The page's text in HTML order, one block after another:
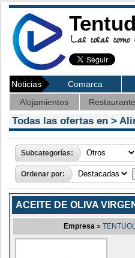
Las cosas como
Noticias Comarca
Alojamientos
Todas las ofertas en >
Subcategorías:
Ordenar por:
ACEITE DE OLIVA
Empresa »